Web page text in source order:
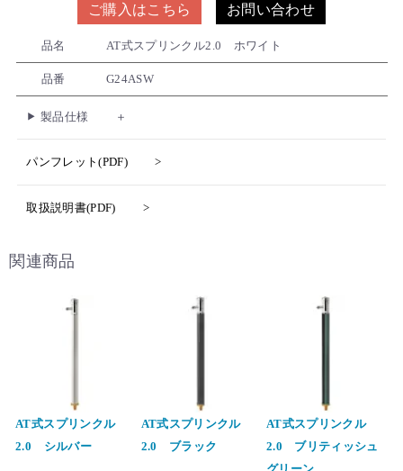
ご購入はこちら お問い合わせ
品名 AT式スプリンクル2.0 ホワイト
品番 G24ASW
製品仕様
パンフレット(PDF)
取扱説明書(PDF)
関連商品
AT式スプリンクル
2.0 シルバー
AT式スプリンクル
2.0 ブラック
AT式スプリンクル
2.0 ブリティッシュ